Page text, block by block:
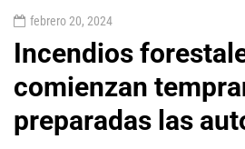
febrero 20, 2024
Incendios
comienzan
preparadas las